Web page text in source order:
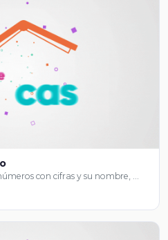
con cifras y su nombre, …